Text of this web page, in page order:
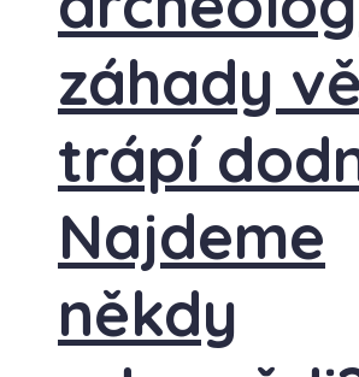
záhady
trápí
Najdeme
někdy